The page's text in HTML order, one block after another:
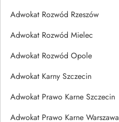
Adwokat Rozwód Rzeszów
Adwokat Rozwód Mielec
Adwokat Rozwód Opole
Adwokat Karny Szczecin
Adwokat Prawo Karne Szczecin
Adwokat Prawo Karne Warszawa